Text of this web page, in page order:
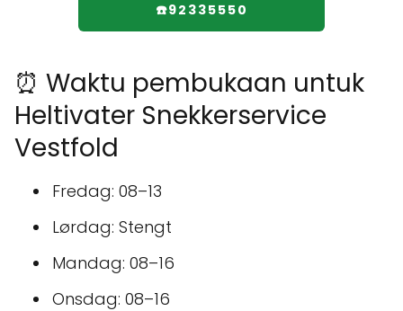
☎️92335550
⏰ Waktu pembukaan untuk
Heltivater Snekkerservice
Vestfold
Fredag: 08–13
Lørdag: Stengt
Mandag: 08–16
Onsdag: 08–16